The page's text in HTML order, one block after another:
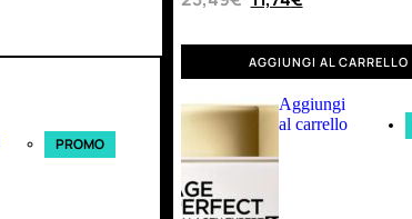
PROMO
AGGIUNGI AL CARRELLO
Aggiungi
al carrello